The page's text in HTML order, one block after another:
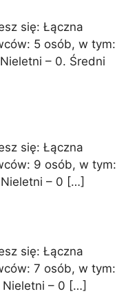
się: Łączna
5 osób, w tym:
– 0. Średni
się: Łączna
9 osób, w tym:
– 0 […]
się: Łączna
7 osób, w tym:
– 0 […]